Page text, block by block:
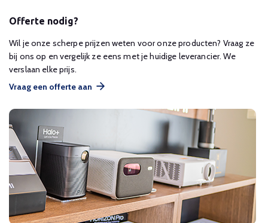
Offerte nodig?
Wil je onze scherpe prijzen weten voor onze producten? Vraag ze
bij ons op en vergelijk ze eens met je huidige leverancier. We
verslaan elke prijs.
Vraag een offerte aan